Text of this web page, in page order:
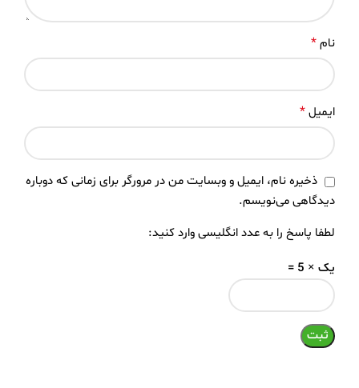
نام*
ایمیل*
ذخیره نام، ایمیل و وبسایت من در مرورگر برای زمانی که دوباره
دیدگاهی می‌نویسم.
لطفا پاسخ را به عدد انگلیسی وارد کنید:
یک × 5 =